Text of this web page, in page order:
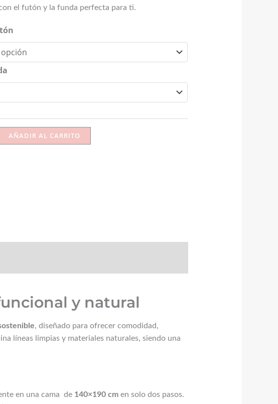
el futón y la funda perfecta para ti.
AÑADIR AL CARRITO
y natural
, diseñado para ofrecer comodidad,
líneas limpias y materiales naturales, siendo una
en una cama de 140×190 cmen solo dos pasos.